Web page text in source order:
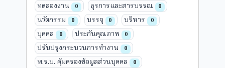
ทดลองงาน 0 ธุรการและสารบรรณ 0
นวัตกรรม 0 บรรจุ 0 บริหาร 0
บุคคล 0 ประกันคุณภาพ 0
ปรับปรุงกระบวนการทำงาน 0
พ.ร.บ. คุ้มครองข้อมูลส่วนบุคคล 0